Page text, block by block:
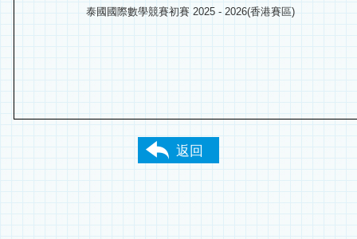
泰國國際數學競賽初賽 2025 - 2026(香港賽區)
返回